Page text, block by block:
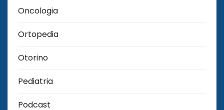
Oncologia
Ortopedia
Otorino
Pediatria
Podcast